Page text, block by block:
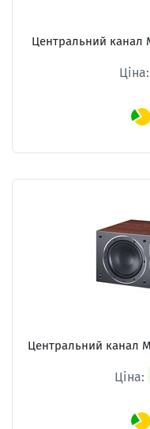
Центральний канал
Ціна:
Центральний канал
Ціна: